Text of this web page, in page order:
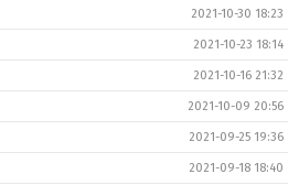
2021-10-30 18:23
2021-10-23 18:14
2021-10-16 21:32
2021-10-09 20:56
2021-09-25 19:36
2021-09-18 18:40